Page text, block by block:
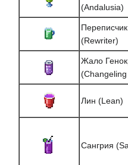
(Andalusia)
Переписчик
(Rewriter)
Жало
Лин (Lean)
Сангрия